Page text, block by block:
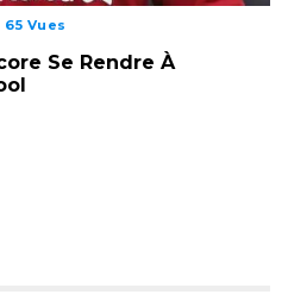
65 Vues
Se Rendre À